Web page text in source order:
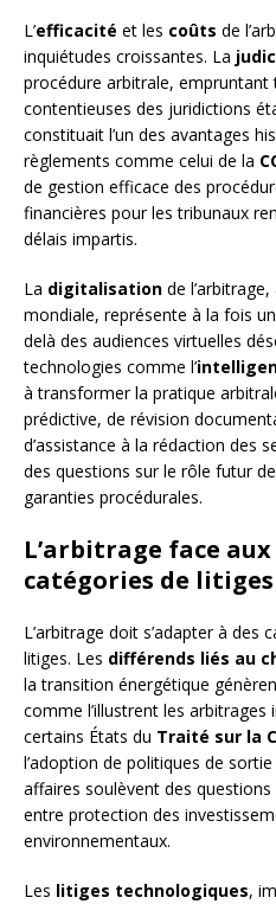
L’efficacité et les coûts de
inquiétudes croissantes. La
procédure arbitrale,
contentieuses des juridictions
constituait l’un des avantages
règlements comme celui de la
de gestion efficace des
financières pour les tribunaux
délais impartis.
La digitalisation de
mondiale, représente à la fois
delà des audiences virtuelles
technologies comme l’
à transformer la pratique
prédictive, de révision
d’assistance à la rédaction des
des questions sur le rôle futur
garanties procédurales.
L’arbitrage face
catégories de litiges
L’arbitrage doit s’adapter à des
litiges. Les différends liés au
la transition énergétique
comme l’illustrent les
certains États du Traité sur la
l’adoption de politiques de
affaires soulèvent des questions
entre protection des
environnementaux.
Les litiges technologiques,